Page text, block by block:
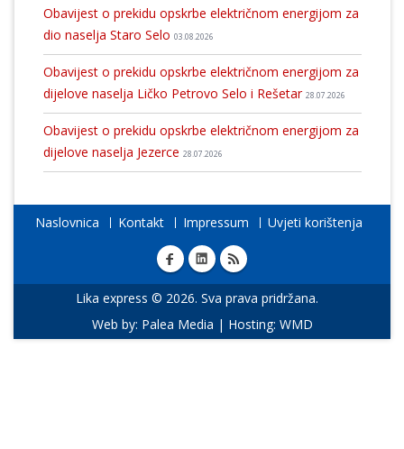
Obavijest o prekidu opskrbe električnom energijom za
dio naselja Staro Selo 03.08.2026
Obavijest o prekidu opskrbe električnom energijom za
dijelove naselja Ličko Petrovo Selo i Rešetar 28.07.2026
Obavijest o prekidu opskrbe električnom energijom za
dijelove naselja Jezerce 28.07.2026
Naslovnica Kontakt Impressum Uvjeti korištenja
Lika express © 2026. Sva prava pridržana.
Web by: Palea Media | Hosting: WMD